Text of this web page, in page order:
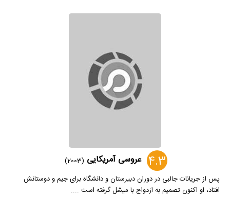
4.3 عروسی آمریکایی (2003)
پس از جریانات جالبی در دوران دبیرستان و دانشگاه برای جیم و دوستانش
افتاد، او اکنون تصمیم به ازدواج با میشل گرفته است ....